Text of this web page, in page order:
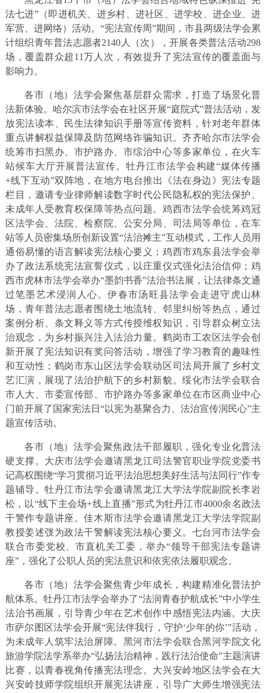
法七进”（即进机关、进乡村、进社区、进学校、进企业、进
军营、进网络）活动。“宪法宣传周”期间，市县两级法学会累
计组织青年普法志愿者2140人（次），开展各类普法活动298
场，覆盖群众超11万人次，有效提升了宪法宣传的覆盖面与
影响力。
各市（地）法学会聚焦基层群众需求，打造了场景化普
法新体验。哈尔滨市法学会在社区开展“庭院式”普法活动，发
放宪法读本、民生法律知识手册等宣传资料，针对老年群体
重点讲解权益保障及防范网络诈骗知识。齐齐哈尔市法学会
统筹市扫黑办、市护路办、市综治中心等多家单位，在火车
站候车大厅开展普法宣传。牡丹江市法学会构建“媒体传播
+线下互动”双阵地，在地方电台推出《法在身边》宪法专题
栏目，邀请专业律师解读数字时代公民隐私权的宪法保护、
未成年人受教育权保障等热点问题。鸡西市法学会统筹鸡冠
区法学会、法院、检察院、公安分局、司法局等单位，在车
站等人员密集场所创新设置“法治摊主”互动模式，工作人员用
通俗易懂的语言解读宪法核心要义；鸡西市鸡东县法学会举
办了政法系统宪法宣誓仪式，以庄重仪式强化法治信仰；鸡
西市虎林市法学会举办“墨韵书香”法治书法展，让法律条文通
过笔墨艺术浸润人心。伊春市汤旺县法学会走进守虎山林
场，青年普法志愿者围绕土地流转、邻里纠纷等热点，通过
案例分析、条文释义等方式传授维权知识，引导群众树立法
治观念，为乡村振兴注入法治力量。鹤岗市工农区法学会创
新开展了宪法知识有奖问答活动，增强了学习教育的趣味性
和互动性；鹤岗市东山区法学会联动区司法局开展了乡村文
艺汇演，展现了法治护航下的乡村新貌。绥化市法学会联合
市人大、市委宣传部、市护路办等多家单位在市区商业中心
门前开展了国家宪法日“以宪为基聚合力、法治宣传润民心”主
题宣传活动。
各市（地）法学会聚焦政法干部履职，强化专业化普法
硬支撑。大庆市法学会邀请黑龙江司法警官职业学院党委书
记高权围绕“学习贯彻习近平法治思想美好生活与法同行”作专
题辅导。牡丹江市法学会邀请黑龙江大学法学院副院长李岩
松，以“线下主会场+线上直播”形式为牡丹江市4000余名政法
干警作专题讲座。佳木斯市法学会邀请黑龙江大学法学院副
教授姜述弢为政法干警解读宪法核心要义。七台河市法学会
联合市委党校、市直机关工委，举办“领导干部宪法专题讲
座”，强化了公职人员的宪法意识和依宪依法履职观念。
各市（地）法学会聚焦青少年成长，构建精准化普法护
航体系。牡丹江市法学会举办了“法润青春护航成长”中小学生
法治书画展，引导青少年在艺术创作中感悟宪法内涵。大庆
市萨尔图区法学会开展“宪法伴我行，守护‘少年的你’”活动，
为未成年人筑牢法治屏障。黑河市法学会联合黑河学院文化
旅游学院法学系举办“弘扬法治精神，践行法治使命”主题演讲
比赛，以青春视角传播宪法理念。大兴安岭地区法学会在大
兴安岭技师学院组织开展宪法讲座，引导广大师生增强宪法